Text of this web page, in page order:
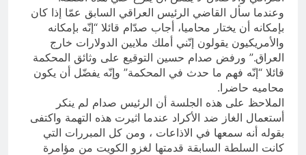
وعندما سأل القاضي الرئيس العراقي السابق عمّا إذا كان
بإمكانه أن يختار محاميا، أجاب صدّام قائلا “إنّه بإمكانه
والأمريكيون يقولون إنّني أملك ملايين الدولارات خارج
العراق.” ورفض صدام حسين التوقيع على وثائق المحكمة
قائلا “إنّه فهم ما حدث في المحكمة” وإنّه يفضّل أن يكون
محاميه حاضرا.
الملاحظ على هذه الجلسة أن الرئيس صدام لم ينكر
أستعمال الغاز ضد الأكراد عندما اثيرت هذه التهمة واكتفى
بقوله أنه سمعها في الاذاعات ، ومن كل المبررات التي
كانت السلطة السابقة قدمتها لغزو الكويت من مؤامرة